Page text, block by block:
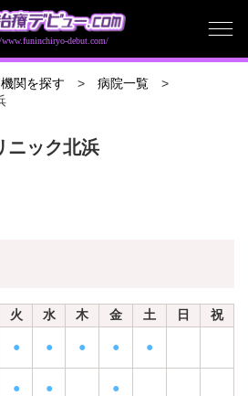
debut.com/
関を探す 病院一覧
ニック北浜
火 水 木 金 土 日 祝
● ● ● ● ●
● ● ●